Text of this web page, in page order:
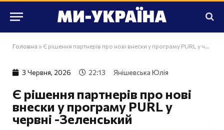
Головна » Є рішення партнерів про нові внески у програму PURL у червні -Зеленський
3 Червня, 2026 22:13 Янішевська Юлія
Є рішення партнерів про нові
внески у програму PURL у
червні -Зеленський